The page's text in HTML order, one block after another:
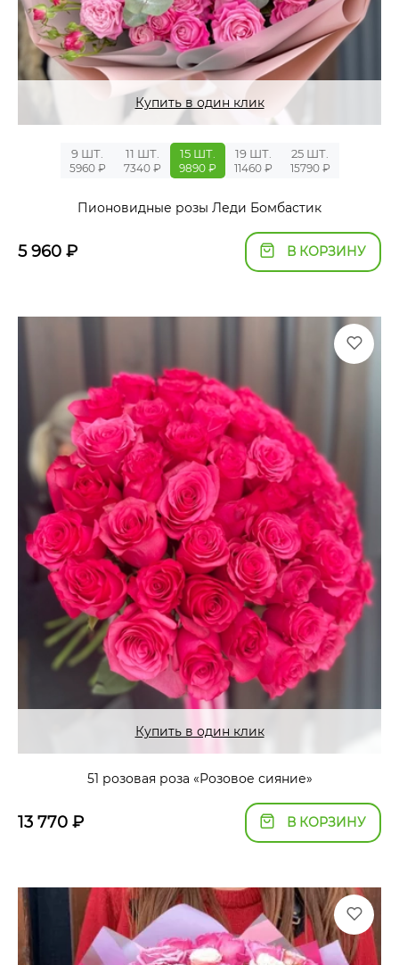
Купить в один клик
9 ШТ.
5960 ₽
11 ШТ.
7340 ₽
15 ШТ.
9890 ₽
19 ШТ.
11460 ₽
25 ШТ.
15790 ₽
Пионовидные розы Леди Бомбастик
5 960 ₽ В КОРЗИНУ
Купить в один клик
51 розовая роза «Розовое сияние»
13 770 ₽ В КОРЗИНУ